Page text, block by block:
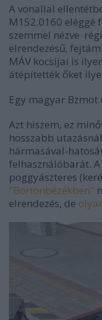
A vonallal
M152.0160 eléggé
szemmel nézve
elrendezésű,
MÁV kocsijai is
átépítették őket
Egy magyar Bzmot
Azt hiszem, ez
hosszabb
hármasával-
felhasználóbarát.
poggyászteres
"Börtönbézékben"
elrendezés, de